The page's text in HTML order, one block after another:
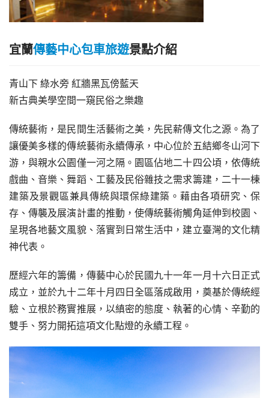
宜蘭傳藝中心包車旅遊景點介紹
青山下 綠水旁 紅牆黑瓦傍藍天
新古典美學空間一窺民俗之樂趣
傳統藝術，是民間生活藝術之美，先民薪傳文化之源。為了
讓優美多樣的傳統藝術永續傳承，中心位於五結鄉冬山河下
游，與親水公園僅一河之隔。園區佔地二十四公頃，依傳統
戲曲、音樂、舞蹈、工藝及民俗雜技之需求籌建，二十一棟
建築及景觀區兼具傳統與環保綠建築。藉由各項研究、保
存、傳襲及展演計畫的推動，使傳統藝術觸角延伸到校園、
呈現各地藝文風貌、落實到日常生活中，建立臺灣的文化精
神代表。
歷經六年的籌備，傳藝中心於民國九十一年一月十六日正式
成立，並於九十二年十月四日全區落成啟用，奠基於傳統經
驗、立根於務實推展，以縝密的態度、執著的心情、辛勤的
雙手、努力開拓這項文化點燈的永續工程。